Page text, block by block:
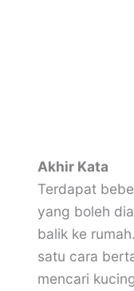
Akhir Kata
Terdapat
yang boleh
balik ke
satu cara
mencari